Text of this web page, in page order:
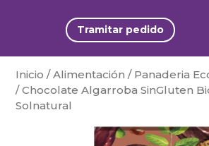
Tramitar pedido
Inicio /Alimentación / Panaderia
/ Chocolate Algarroba SinGluten
Solnatural